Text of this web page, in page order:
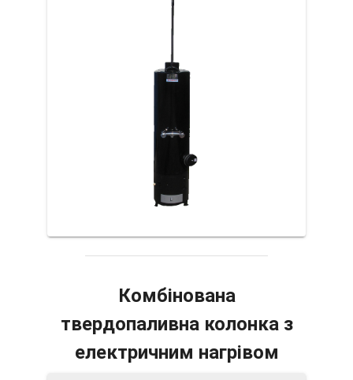
Комбінована
твердопаливна колонка з
електричним нагрівом